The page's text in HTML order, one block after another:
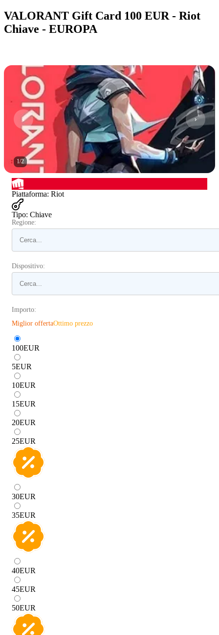
VALORANT Gift Card 100 EUR - Riot
Chiave - EUROPA
1/2
Piattaforma: Riot
Tipo: Chiave
Regione:
Dispositivo:
Importo:
Miglior offertaOttimo prezzo
100EUR
5EUR
10EUR
15EUR
20EUR
25EUR
30EUR
35EUR
40EUR
45EUR
50EUR